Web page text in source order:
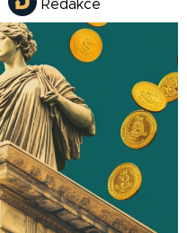
Redakce